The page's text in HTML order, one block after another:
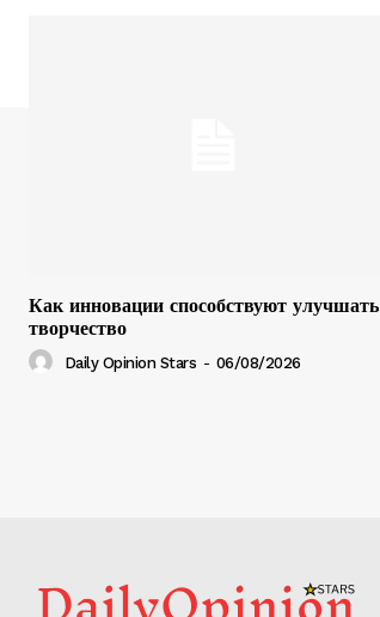
Как инновации способствуют улучшать
творчество
Daily Opinion Stars - 06/08/2026